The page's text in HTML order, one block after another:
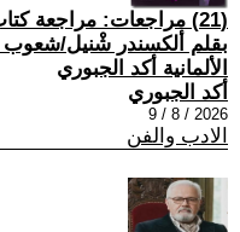
(21) مراجعات: مراجعة
بقلم ألكسندر شْنيل/
الألمانية أكد الجبوري
أكد الجبوري
2026 / 8 / 9
الادب والفن